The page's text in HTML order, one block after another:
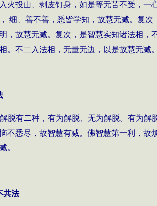
火投山、剥皮钉身，如是等无苦不受，
细、善不善，悉皆学知，故慧无减。复
，故慧无减。复次，是智慧实知诸法相
。不二入法相，无量无边，以是故慧无减
脱有二种，有为解脱、无为解脱。有为解
不悉尽，故智慧有减。佛智慧第一利，
。
共法